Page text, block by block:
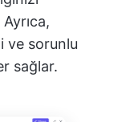
ve sorunlu
sağlar.